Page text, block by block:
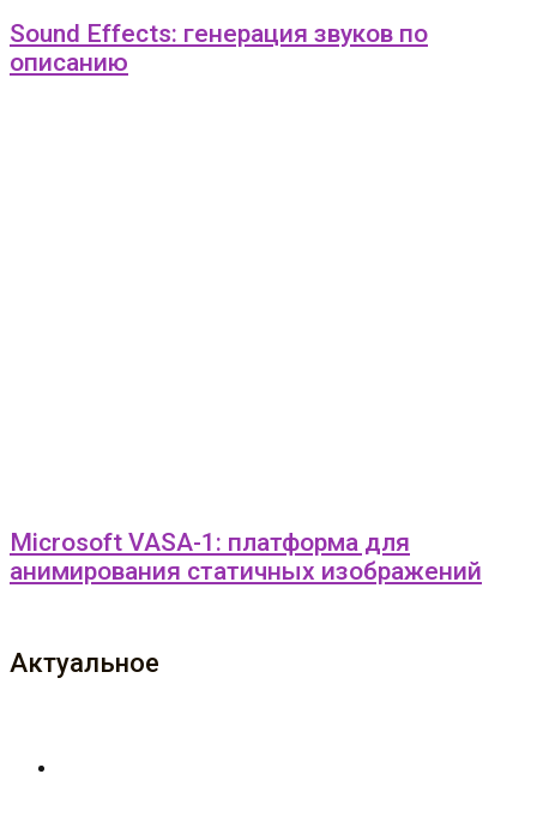
Sound Effects: генерация звуков по
описанию
Microsoft VASA-1: платформа для
анимирования статичных изображений
Актуальное